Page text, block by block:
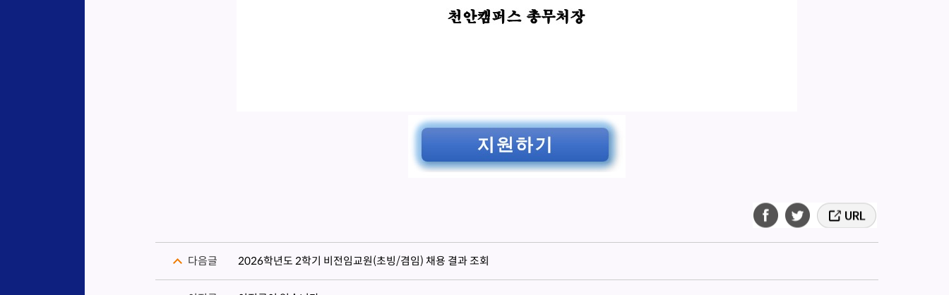
다음글 2026학년도 2학기 비전임교원(초빙/겸임) 채용 결과 조회